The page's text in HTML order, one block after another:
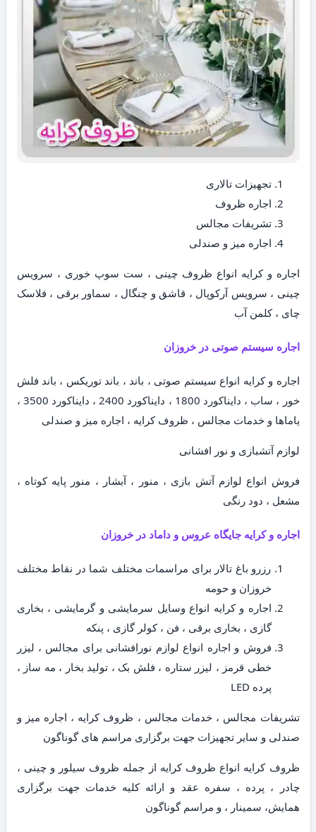
تجهیزات تالاری
اجاره ظروف
تشریفات مجالس
اجاره میز و صندلی
اجاره و کرایه انواع ظروف چینی ، ست سوپ خوری ، سرویس
چینی ، سرویس آرکوپال ، قاشق و چنگال ، سماور برقی ، فلاسک
چای ، کلمن آب
اجاره سیستم صوتی در خروزان
اجاره و کرایه انواع سیستم صوتی ، باند ، باند توریکس ، باند فلش
خور ، ساب ، دایناکورد 1800 ، دایناکورد 2400 ، دایناکورد 3500 ،
یاماها و خدمات مجالس ، ظروف کرایه ، اجاره میز و صندلی
لوازم آتشبازی و نور افشانی
فروش انواع لوازم آتش بازی ، منور ، آبشار ، منور پایه کوتاه ،
مشعل ، دود رنگی
اجاره و کرایه جایگاه عروس و داماد در خروزان
رزرو باغ تالار برای مراسمات مختلف شما در نقاط مختلف
خروزان و حومه
اجاره و کرایه انواع وسایل سرمایشی و گرمایشی ، بخاری
گازی ، بخاری برقی ، فن ، کولر گازی ، پنکه
فروش و اجاره انواع لوازم نورافشانی برای مجالس ، لیزر
خطی قرمز ، لیزر ستاره ، فلش بک ، تولید بخار ، مه ساز ،
پرده LED
تشریفات مجالس ، خدمات مجالس ، ظروف کرایه ، اجاره میز و
صندلی و سایر تجهیزات جهت برگزاری مراسم های گوناگون
ظروف کرایه انواع ظروف کرایه از جمله ظروف سیلور و چینی ،
چادر ، پرده ، سفره عقد و ارائه کلیه خدمات جهت برگزاری
همایش، سمینار ، و مراسم گوناگون